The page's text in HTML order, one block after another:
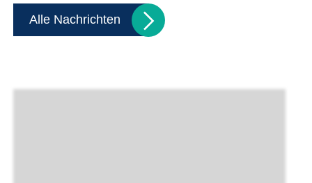
Alle Nachrichten